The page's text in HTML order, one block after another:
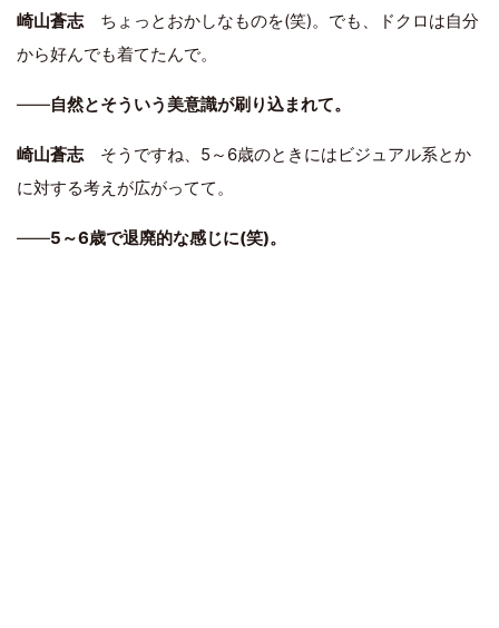
崎山蒼志ちょっとおかしなものを(笑)。でも、ドクロは自分
から好んでも着てたんで。
――自然とそういう美意識が刷り込まれて。
崎山蒼志そうですね、5～6歳のときにはビジュアル系とか
に対する考えが広がってて。
――5～6歳で退廃的な感じに(笑)。